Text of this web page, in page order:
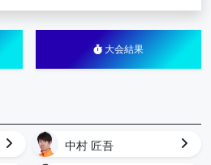
大会結果
中村 匠吾